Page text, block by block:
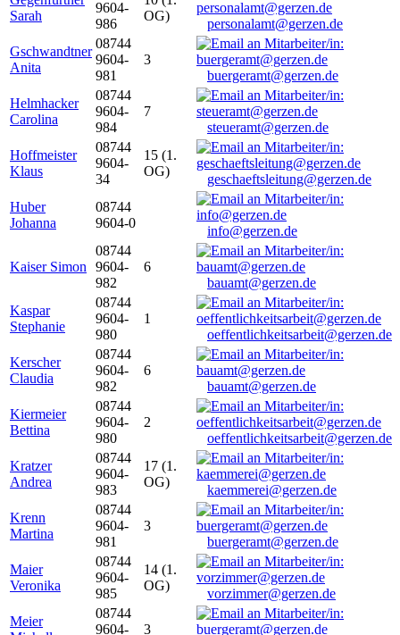
Sarah
9604-
986
OG)
personalamt@gerzen.de
Gschwandtner
Anita
08744
9604-
981
3
buergeramt@gerzen.de
Helmhacker
Carolina
08744
9604-
984
7
steueramt@gerzen.de
Hoffmeister
Klaus
08744
9604-
34
15 (1.
OG)
geschaeftsleitung@gerzen.de
Huber
Johanna
08744
9604-0
info@gerzen.de
Kaiser Simon
08744
9604-
982
6
bauamt@gerzen.de
Kaspar
Stephanie
08744
9604-
980
1
oeffentlichkeitsarbeit@gerzen.de
Kerscher
Claudia
08744
9604-
982
6
bauamt@gerzen.de
Kiermeier
Bettina
08744
9604-
980
2
oeffentlichkeitsarbeit@gerzen.de
Kratzer
Andrea
08744
9604-
983
17 (1.
OG)
kaemmerei@gerzen.de
Krenn
Martina
08744
9604-
981
3
buergeramt@gerzen.de
Maier
Veronika
08744
9604-
985
14 (1.
OG)
vorzimmer@gerzen.de
Meier
08744
9604-
3